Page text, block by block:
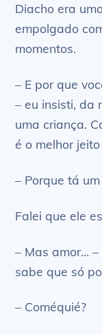
Diacho era
empolgado
momentos.
– E por que
– eu insisti, da
uma criança.
é o melhor
– Porque tá
Falei que ele
– Mas amor…
sabe que só
– Coméquié?